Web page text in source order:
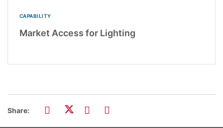
CAPABILITY
Market Access for Lighting
Share: